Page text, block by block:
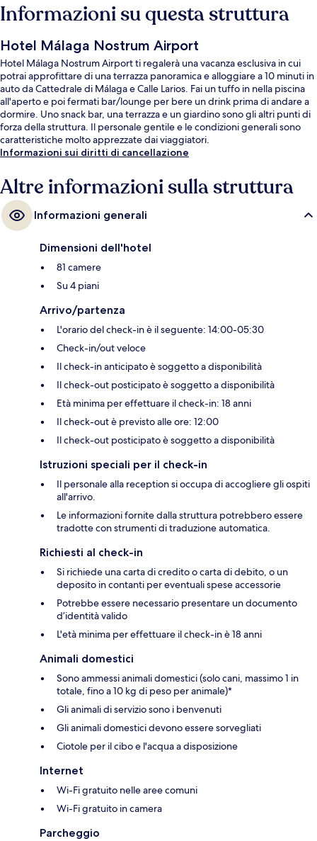
Informazioni su questa struttura
Hotel Málaga Nostrum Airport
Hotel Málaga Nostrum Airport ti regalerà una vacanza esclusiva in cui
potrai approfittare di una terrazza panoramica e alloggiare a 10 minuti in
auto da Cattedrale di Málaga e Calle Larios. Fai un tuffo in nella piscina
all'aperto e poi fermati bar/lounge per bere un drink prima di andare a
dormire. Uno snack bar, una terrazza e un giardino sono gli altri punti di
forza della struttura. Il personale gentile e le condizioni generali sono
caratteristiche molto apprezzate dai viaggiatori.
Informazioni sui diritti di cancellazione
Altre informazioni sulla struttura
Informazioni generali
Dimensioni dell'hotel
81 camere
Su 4 piani
Arrivo/partenza
L'orario del check-in è il seguente: 14:00-05:30
Check-in/out veloce
Il check-in anticipato è soggetto a disponibilità
Il check-out posticipato è soggetto a disponibilità
Età minima per effettuare il check-in: 18 anni
Il check-out è previsto alle ore: 12:00
Il check-out posticipato è soggetto a disponibilità
Istruzioni speciali per il check-in
Il personale alla reception si occupa di accogliere gli ospiti
all'arrivo.
Le informazioni fornite dalla struttura potrebbero essere
tradotte con strumenti di traduzione automatica.
Richiesti al check-in
Si richiede una carta di credito o carta di debito, o un
deposito in contanti per eventuali spese accessorie
Potrebbe essere necessario presentare un documento
d’identità valido
L'età minima per effettuare il check-in è 18 anni
Animali domestici
Sono ammessi animali domestici (solo cani, massimo 1 in
totale, fino a 10 kg di peso per animale)*
Gli animali di servizio sono i benvenuti
Gli animali domestici devono essere sorvegliati
Ciotole per il cibo e l'acqua a disposizione
Internet
Wi-Fi gratuito nelle aree comuni
Wi-Fi gratuito in camera
Parcheggio